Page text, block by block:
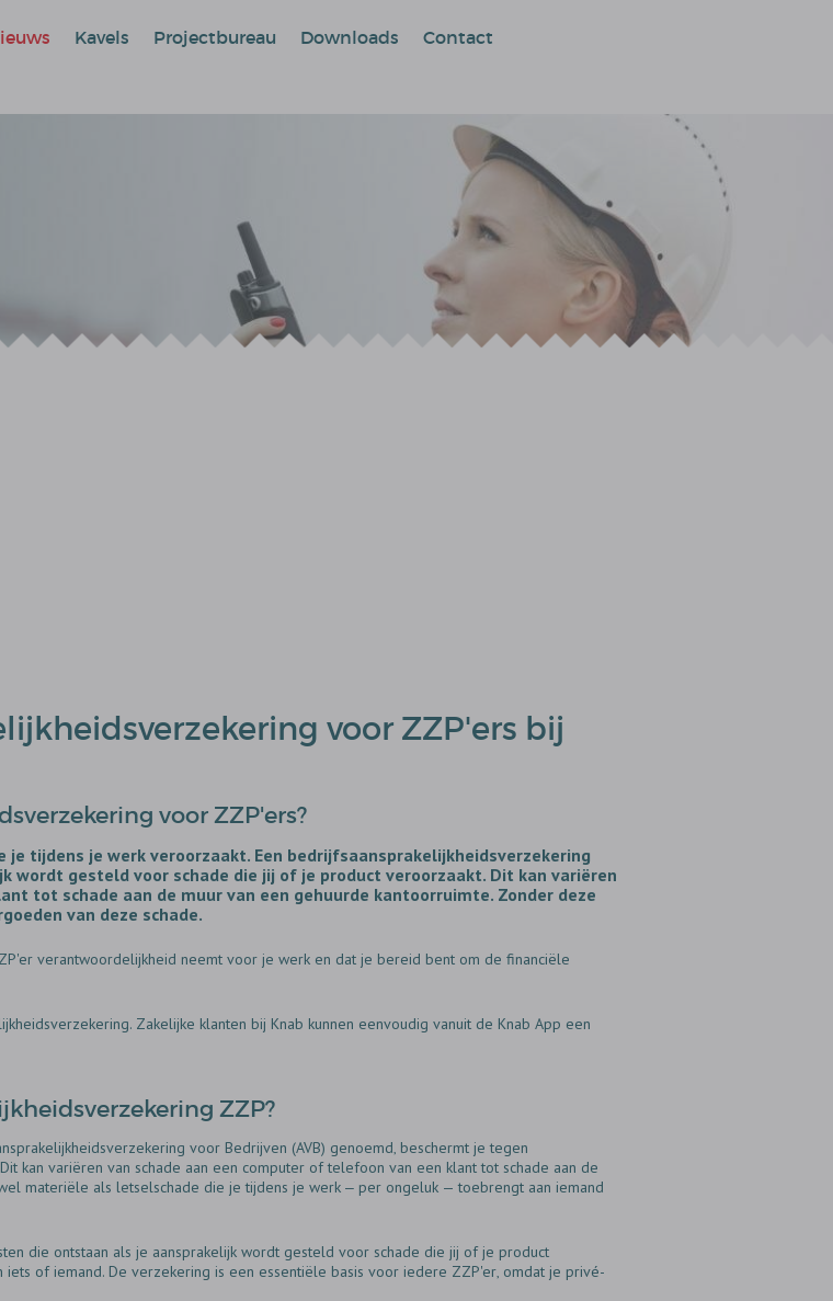
Kavels Projectbureau Downloads Contact
voor ZZP'ers bij
voor ZZP'ers?
tijdens je werk veroorzaakt. Een bedrijfsaansprakelijkheidsverzekering
wordt gesteld voor schade die jij of je product veroorzaakt. Dit kan variëren
tot schade aan de muur van een gehuurde kantoorruimte. Zonder deze
van deze schade.
verantwoordelijkheid neemt voor je werk en dat je bereid bent om de financiële
Zakelijke klanten bij Knab kunnen eenvoudig vanuit de Knab App een
ZZP?
voor Bedrijven (AVB) genoemd‚ beschermt je tegen
kan variëren van schade aan een computer of telefoon van een klant tot schade aan de
materiële als letselschade die je tijdens je werk ‒ per ongeluk — toebrengt aan iemand
die ontstaan als je aansprakelijk wordt gesteld voor schade die jij of je product
of iemand. De verzekering is een essentiële basis voor iedere ZZP'er‚ omdat je privé-